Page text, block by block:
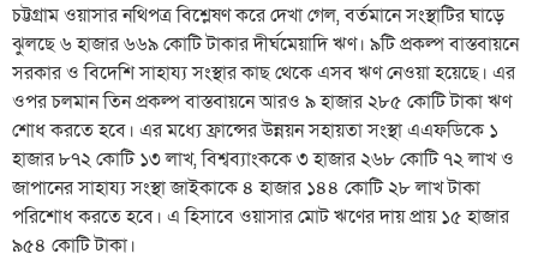
চট্টগ্রাম ওয়াসার নথিপত্র বিশ্লেষণ করে দেখা গেল, বর্তমানে সংস্থাটির ঘাড়ে
ঝুলছে ৬ হাজার ৬৬৯ কোটি টাকার দীর্ঘমেয়াদি ঋণ। ৯টি প্রকল্প বাস্তবায়নে
সরকার ও বিদেশি সাহায্য সংস্থার কাছ থেকে এসব ঋণ নেওয়া হয়েছে। এর
ওপর চলমান তিন প্রকল্প বাস্তবায়নে আরও ৯ হাজার ২৮৫ কোটি টাকা ঋণ
শোধ করতে হবে। এর মধ্যে ফ্রান্সের উন্নয়ন সহায়তা সংস্থা এএফডিকে ১
হাজার ৮৭২ কোটি ১৩ লাখ, বিশ্বব্যাংককে ৩ হাজার ২৬৮ কোটি ৭২ লাখ ও
জাপানের সাহায্য সংস্থা জাইকাকে ৪ হাজার ১৪৪ কোটি ২৮ লাখ টাকা
পরিশোধ করতে হবে। এ হিসাবে ওয়াসার মোট ঋণের দায় প্রায় ১৫ হাজার
৯৫৪ কোটি টাকা।